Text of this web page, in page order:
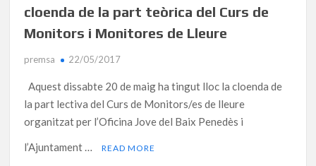
cloenda de la part teòrica del Curs de
Monitors i Monitores de Lleure
premsa 22/05/2017
Aquest dissabte 20 de maig ha tingut lloc la cloenda de
la part lectiva del Curs de Monitors/es de lleure
organitzat per l’Oficina Jove del Baix Penedès i
l’Ajuntament …
READ MORE